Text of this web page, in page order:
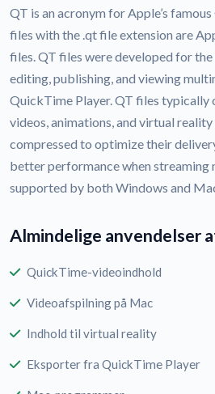
QT is an acronym for Apple’s
files with the .qt file extension are
files. QT files were developed for
editing, publishing, and viewing
QuickTime Player. QT files typically
videos, animations, and virtual
compressed to optimize their
better performance when streaming
supported by both Windows and
Almindelige anvendelser
QuickTime-videoindhold
Videoafspilning på Mac
Indhold til virtual reality
Eksporter fra QuickTime Player